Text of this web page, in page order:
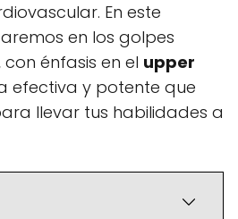
En este
en los golpes
énfasis en el upper
efectiva y potente que
llevar tus habilidades a